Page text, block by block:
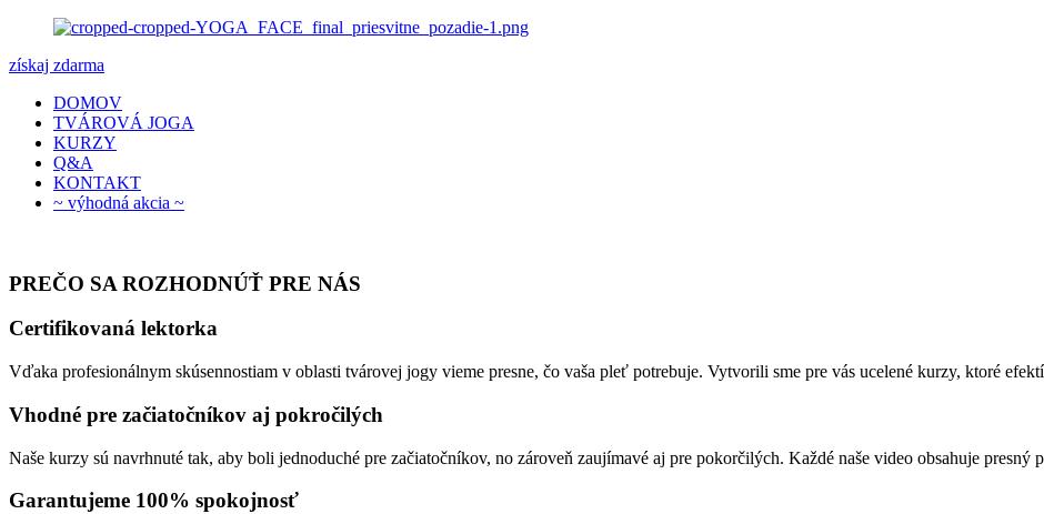
získaj zdarma
DOMOV
TVÁROVÁ JOGA
KURZY
Q&A
KONTAKT
~ výhodná akcia ~
PREČO SA ROZHODNÚŤ PRE NÁS
Certifikovaná lektorka
Vďaka profesionálnym skúsennostiam v oblasti tvárovej jogy vieme presne, čo vaša pleť potrebuje. Vytvorili sme pre vás ucelené kurzy, ktoré
Vhodné pre začiatočníkov aj pokročilých
Naše kurzy sú navrhnuté tak, aby boli jednoduché pre začiatočníkov, no zároveň zaujímavé aj pre pokorčilých. Každé naše video obsahuje presný
Garantujeme 100% spokojnosť